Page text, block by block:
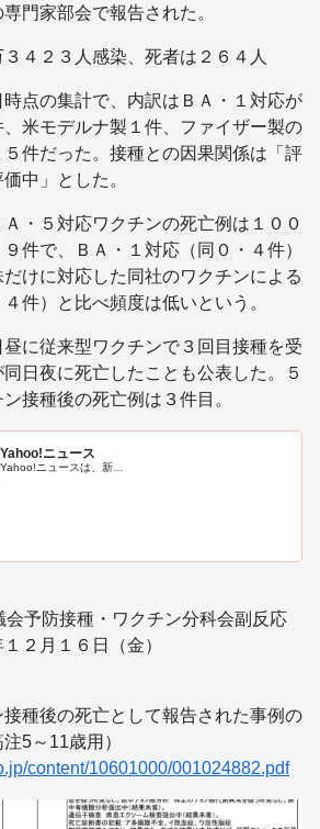
門家部会で報告された。
４２３人感染、死者は２６４人
点の集計で、内訳はＢＡ・１対応が
米モデルナ製１件、ファイザー製の
５件だった。接種との因果関係は「評
中」とした。
・５対応ワクチンの死亡例は１００
件で、ＢＡ・１対応（同０・４件）
けに対応した同社のワクチンによる
件）と比べ頻度は低いという。
に従来型ワクチンで３回目接種を受
日夜に死亡したことも公表した。５
接種後の死亡例は３件目。
Yahoo!ニュース
Yahoo!ニュースは、新…
予防接種・ワクチン分科会副反応
２月１６日（金）
種後の死亡として報告された事例の
5～11歳用）
content/10601000/001024882.pdf